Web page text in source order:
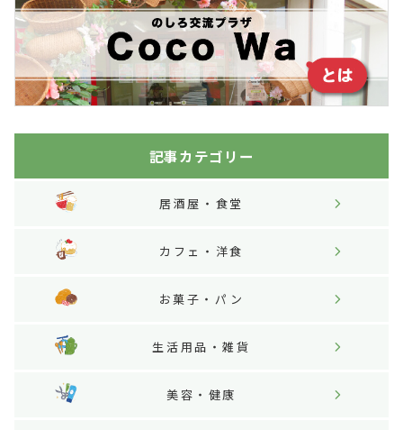
記事カテゴリー
居酒屋・食堂
カフェ・洋食
お菓子・パン
生活用品・雑貨
美容・健康